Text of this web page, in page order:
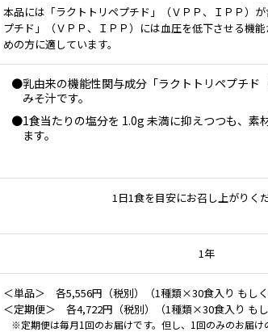
本品には「ラクトトリペプチド」（ＶＰＰ、ＩＰＰ）
プチド」（ＶＰＰ、ＩＰＰ）には血圧を低下させる機
めの方に適しています。
●乳由来の機能性関与成分「ラクトトリペプチド
みそ汁です。
●1食当たりの塩分を 1.0g 未満に抑えつつも、素
ます。
1日1食を目安にお召し上がりくだ
1年
＜単品＞ 各5,556円（税別）（1種類×30食入り もし
＜定期便＞ 各4,722円（税別）（1種類×30食入り も
※定期便は毎月1回のお届けです。但し、1回のみのお届け